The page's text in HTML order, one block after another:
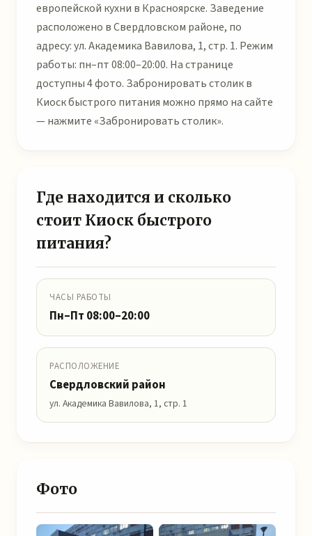
европейской кухни в Красноярске. Заведение
расположено в Свердловском районе, по
адресу: ул. Академика Вавилова, 1, стр. 1. Режим
работы: пн–пт 08:00–20:00. На странице
доступны 4 фото. Забронировать столик в
Киоск быстрого питания можно прямо на сайте
— нажмите «Забронировать столик».
Где находится и сколько
стоит Киоск быстрого
питания?
ЧАСЫ РАБОТЫ
Пн–Пт 08:00–20:00
РАСПОЛОЖЕНИЕ
Свердловский район
ул. Академика Вавилова, 1, стр. 1
Фото